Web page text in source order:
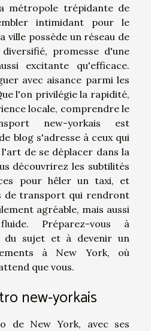
métropole trépidante de
intimidant pour le
ville possède un réseau de
promesse d'une
excitante qu'efficace.
avec aisance parmi les
l'on privilégie la rapidité,
locale, comprendre le
new-yorkais est
blog s'adresse à ceux qui
de se déplacer dans la
découvrirez les subtilités
pour hêler un taxi, et
de transport qui rendront
agréable, mais aussi
Préparez-vous à
du sujet et à devenir un
à New York, où
que vous.
new-yorkais
de New York, avec ses